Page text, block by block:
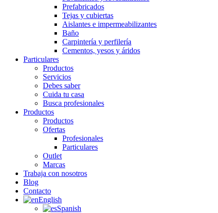
Prefabricados
Tejas y cubiertas
Aislantes e impermeabilizantes
Baño
Carpintería y perfilería
Cementos, yesos y áridos
Particulares
Productos
Servicios
Debes saber
Cuida tu casa
Busca profesionales
Productos
Productos
Ofertas
Profesionales
Particulares
Outlet
Marcas
Trabaja con nosotros
Blog
Contacto
English
Spanish